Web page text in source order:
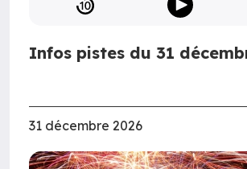
Infos pistes du 31
31 décembre 2026